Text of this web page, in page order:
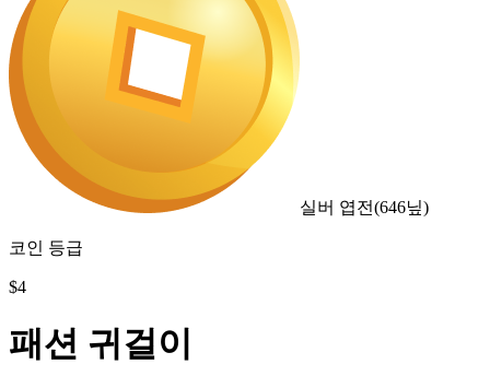
실버 엽전(646닢)
코인 등급
$4
패션 귀걸이